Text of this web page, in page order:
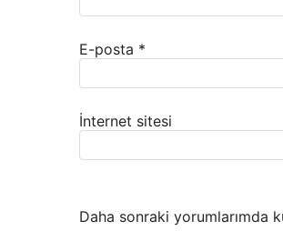
E-posta *
İnternet sitesi
Daha sonraki yorumlarımda